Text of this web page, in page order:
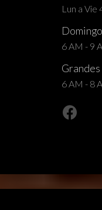
Lun a Vie
Domingo
6 AM - 9
6 AM - 8